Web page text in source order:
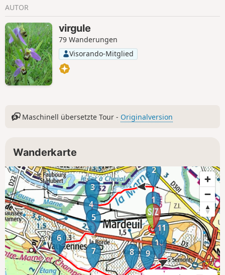
AUTOR
virgule
79 Wanderungen
Visorando-Mitglied
Maschinell übersetzte Tour - Originalversion
Wanderkarte
1
2
3
4
5
6
7
8 9
10
11